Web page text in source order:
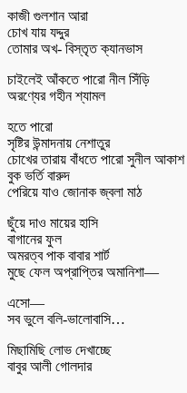
কাজী গুলশান আরা
চোখ যায় যদ্দুর
তোমার অখ- বিস্তৃত ক্যানভাস
চাইলেই আঁকতে পারো নীল সিঁড়ি
অরণ্যের গহীন শ্যামল
হতে পারো
সৃষ্টির উন্মাদনায় নেশাতুর
চোখের তারায় বাঁধতে পারো সুনীল আকাশ
বুক ভর্তি বারুদ
পেরিয়ে যাও জোনাক জ্বলা মাঠ
ছুঁয়ে দাও মায়ের হাসি
বাগানের ফুল
অমরত্ব পাক বাবার শার্ট
মুছে ফেল অপ্রাপ্তির অমানিশা—
এসো—
সব ভুলে বলি-ভালোবাসি…
মিছামিছি লোভ দেখাচ্ছে
বাবুর আলী গোলদার